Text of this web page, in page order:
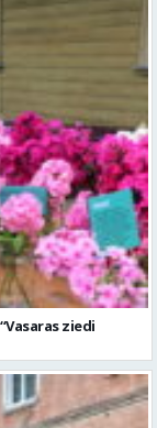
ziedi